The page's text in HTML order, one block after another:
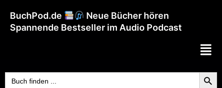
BuchPod.de
Neue Bücher hören
Spannende Bestseller im Audio Podcast
Search
for: